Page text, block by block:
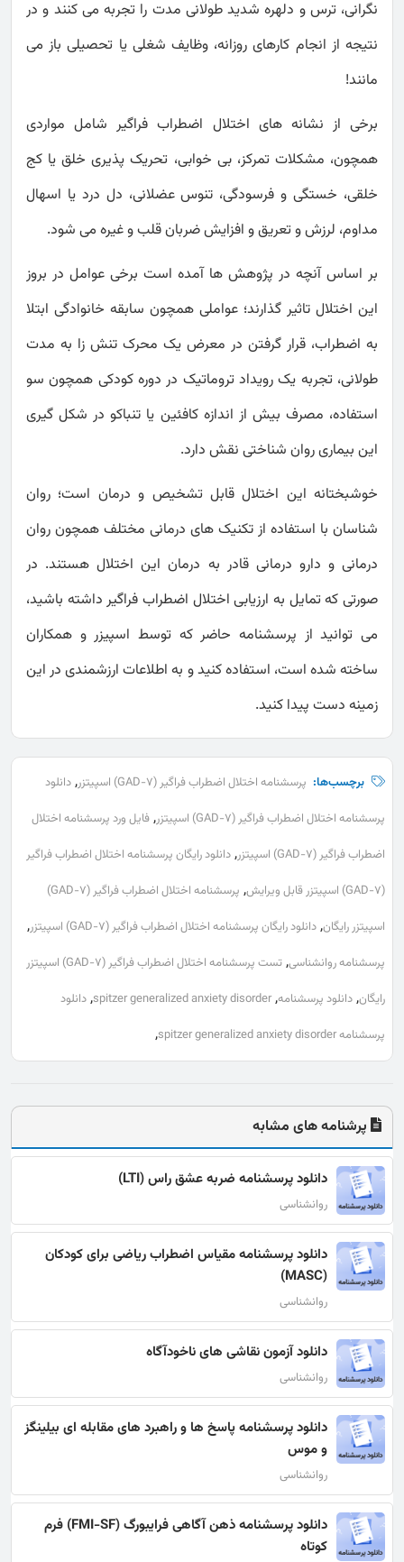
نگرانی، ترس و دلهره شدید طولانی مدت را تجربه می کنند و در
نتیجه از انجام کارهای روزانه، وظایف شغلی یا تحصیلی باز می
مانند!
برخی از نشانه های اختلال اضطراب فراگیر شامل مواردی
همچون، مشکلات تمرکز، بی خوابی، تحریک پذیری خلق یا کج
خلقی، خستگی و فرسودگی، تنوس عضلانی، دل درد یا اسهال
مداوم، لرزش و تعریق و افزایش ضربان قلب و غیره می شود.
بر اساس آنچه در پژوهش ها آمده است برخی عوامل در بروز
این اختلال تاثیر گذارند؛ عواملی همچون سابقه خانوادگی ابتلا
به اضطراب، قرار گرفتن در معرض یک محرک تنش زا به مدت
طولانی، تجربه یک رویداد تروماتیک در دوره کودکی همچون سو
استفاده، مصرف بیش از اندازه کافئین یا تنباکو در شکل گیری
این بیماری روان شناختی نقش دارد.
خوشبختانه این اختلال قابل تشخیص و درمان است؛ روان
شناسان با استفاده از تکنیک های درمانی مختلف همچون روان
درمانی و دارو درمانی قادر به درمان این اختلال هستند. در
صورتی که تمایل به ارزیابی اختلال اضطراب فراگیر داشته باشید،
می توانید از پرسشنامه حاضر که توسط اسپیزر و همکاران
ساخته شده است، استفاده کنید و به اطلاعات ارزشمندی در این
زمینه دست پیدا کنید.
برچسب‌ها: پرسشنامه اختلال اضطراب فراگیر (GAD-7) اسپیتزر , دانلود
پرسشنامه اختلال اضطراب فراگیر (GAD-7) اسپیتزر
, فایل ورد پرسشنامه اختلال
اضطراب فراگیر (GAD-7) اسپیتزر
, دانلود رایگان پرسشنامه اختلال اضطراب فراگیر
(GAD-7) اسپیتزر قابل ویرایش
,
پرسشنامه اختلال اضطراب فراگیر (GAD-7)
اسپیتزر رایگان, دانلود رایگان پرسشنامه اختلال اضطراب فراگیر (GAD-7) اسپیتزر ,
پرسشنامه روانشناسی,
تست پرسشنامه اختلال اضطراب فراگیر (GAD-7) اسپیتزر
رایگان, دانلود پرسشنامه,
spitzer generalized anxiety disorder
, دانلود
پرسشنامه spitzer generalized anxiety disorder
,
پرشنامه های مشابه
دانلود پرسشنامه ضربه عشق راس (LTI)
روانشناسی
دانلود پرسشنامه مقیاس اضطراب ریاضی برای کودکان
(MASC)
روانشناسی
دانلود آزمون نقاشی های ناخودآگاه
روانشناسی
دانلود پرسشنامه پاسخ ها و راهبرد های مقابله ای بیلینگز
و موس
روانشناسی
دانلود پرسشنامه ذهن آگاهی فرایبورگ (FMI-SF) فرم
کوتاه